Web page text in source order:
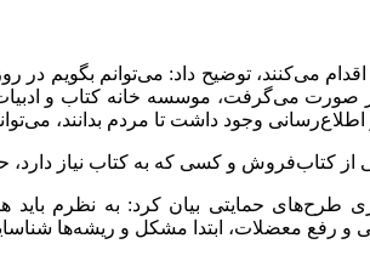
می‌کنند، توضیح داد: می‌توانم بگویم
صورت می‌گرفت، موسسه خانه کتاب و
وجود داشت تا مردم بدانند،
کتاب‌فروش و کسی که به کتاب نیاز دارد،
طرح‌های حمایتی بیان کرد: به نظرم
و رفع معضلات، ابتدا مشکل و ریشه‌ها